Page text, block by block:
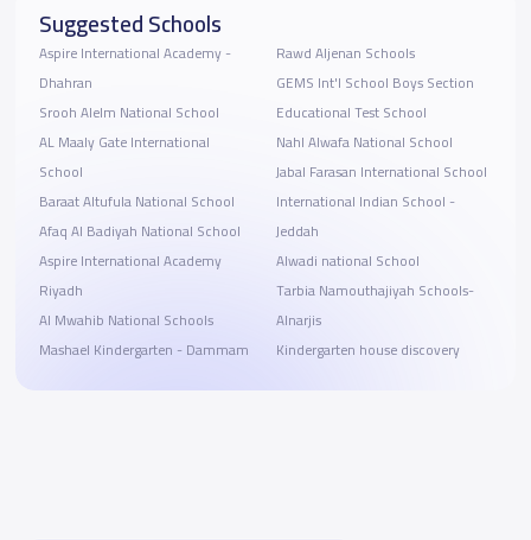
Suggested Schools
Aspire International Academy -
Dhahran
Srooh Alelm National School
AL Maaly Gate International
School
Baraat Altufula National School
Afaq Al Badiyah National School
Aspire International Academy
Riyadh
Al Mwahib National Schools
Mashael Kindergarten - Dammam
Rawd Aljenan Schools
GEMS Int'l School Boys Section
Educational Test School
Nahl Alwafa National School
Jabal Farasan International School
Jeddah
Alwadi national School
Tarbia Namouthajiyah Schools-
Alnarjis
Kindergarten house discovery